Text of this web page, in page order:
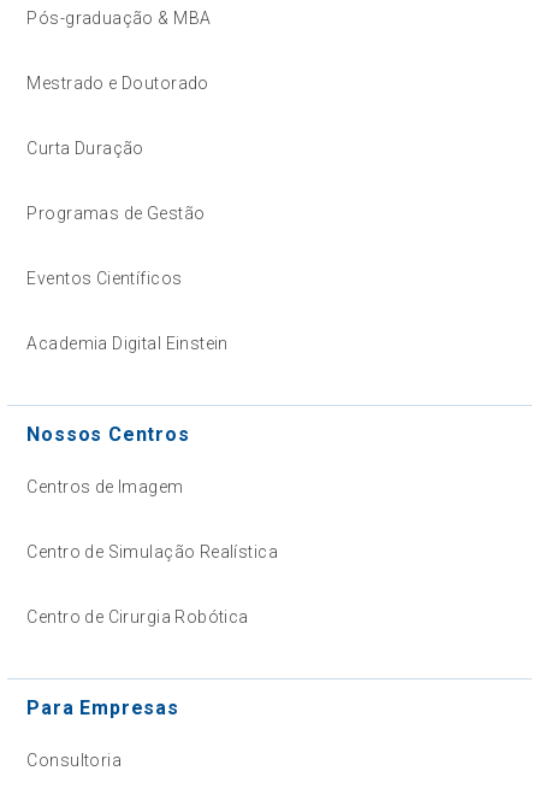
Pós-graduação & MBA
Mestrado e Doutorado
Curta Duração
Programas de Gestão
Eventos Científicos
Academia Digital Einstein
Nossos Centros
Centros de Imagem
Centro de Simulação Realística
Centro de Cirurgia Robótica
Para Empresas
Consultoria